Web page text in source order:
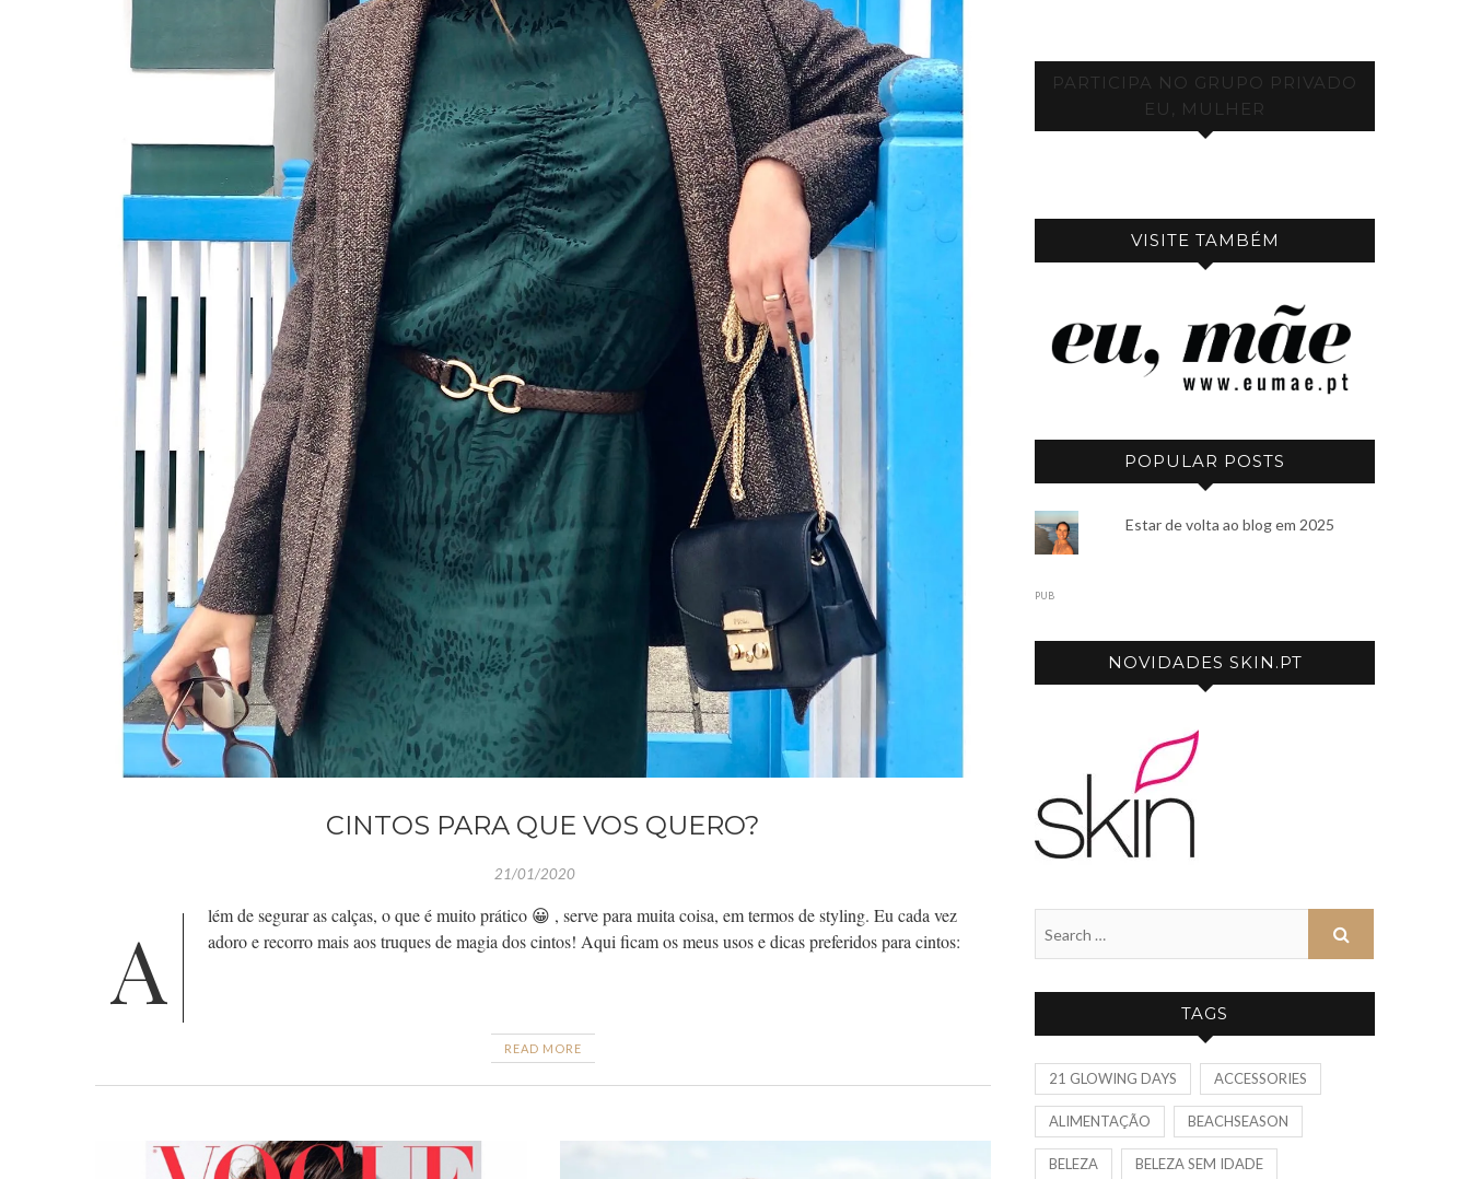
CINTOS PARA QUE VOS QUERO?
21/01/2020
A
lém de segurar as calças, o que é muito prático 😀 , serve para muita coisa, em termos de styling. Eu cada vez
adoro e recorro mais aos truques de magia dos cintos! Aqui ficam os meus usos e dicas preferidos para cintos:
READ MORE
PARTICIPA NO GRUPO PRIVADO
EU, MULHER
VISITE TAMBÉM
POPULAR POSTS
Estar de volta ao blog em 2025
PUB
NOVIDADES SKIN.PT
TAGS
21 GLOWING DAYS ACCESSORIES
ALIMENTAÇÃO BEACHSEASON
BELEZA BELEZA SEM IDADE